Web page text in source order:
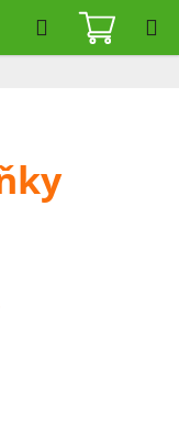
Hledat
KOŠÍK